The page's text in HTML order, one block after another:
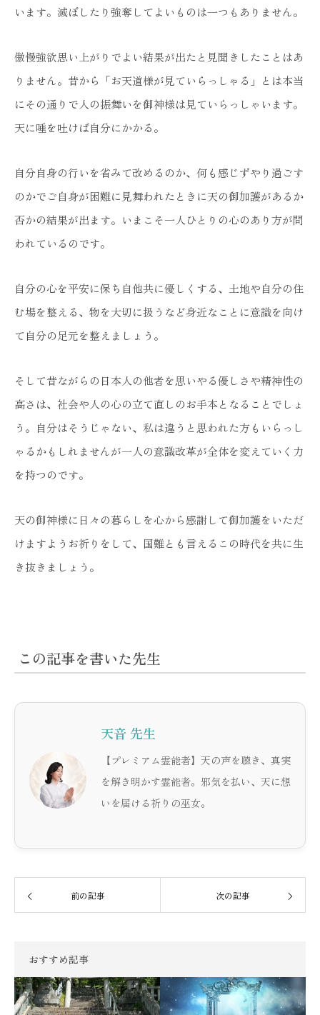
います。滅ぼしたり強奪してよいものは一つもありません。
傲慢強欲思い上がりでよい結果が出たと見聞きしたことはあ
りません。昔から「お天道様が見ていらっしゃる」とは本当
にその通りで人の振舞いを御神様は見ていらっしゃいます。
天に唾を吐けば自分にかかる。
自分自身の行いを省みて改めるのか、何も感じずやり過ごす
のかでご自身が困難に見舞われたときに天の御加護があるか
否かの結果が出ます。いまこそ一人ひとりの心のあり方が問
われているのです。
自分の心を平安に保ち自他共に優しくする、土地や自分の住
む場を整える、物を大切に扱うなど身近なことに意識を向け
て自分の足元を整えましょう。
そして昔ながらの日本人の他者を思いやる優しさや精神性の
高さは、社会や人の心の立て直しのお手本となることでしょ
う。自分はそうじゃない、私は違うと思われた方もいらっし
ゃるかもしれませんが一人の意識改革が全体を変えていく力
を持つのです。
天の御神様に日々の暮らしを心から感謝して御加護をいただ
けますようお祈りをして、国難とも言えるこの時代を共に生
き抜きましょう。
この記事を書いた先生
天音 先生
【プレミアム霊能者】天の声を聴き、真実
を解き明かす霊能者。邪気を払い、天に想
いを届ける祈りの巫女。
前の記事 次の記事
おすすめ記事